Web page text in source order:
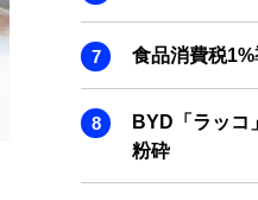
食品消費税
BYD「ラッコ
粉砕